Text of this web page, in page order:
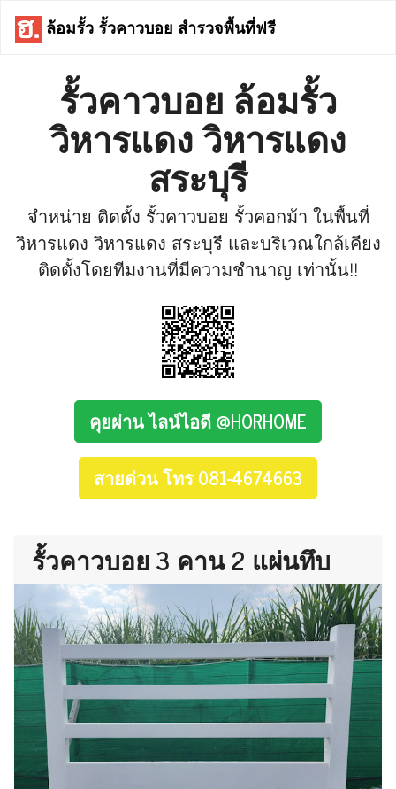
ล้อมรั้ว รั้วคาวบอย สำรวจพื้นที่ฟรี
รั้วคาวบอย ล้อมรั้ว
วิหารแดง วิหารแดง
สระบุรี
จำหน่าย ติดตั้ง รั้วคาวบอย รั้วคอกม้า ในพื้นที่
วิหารแดง วิหารแดง สระบุรี และบริเวณใกล้เคียง
ติดตั้งโดยทีมงานที่มีความชำนาญ เท่านั้น!!
คุยผ่าน ไลน์ไอดี @HORHOME
สายด่วน โทร 081-4674663
รั้วคาวบอย 3 คาน 2 แผ่นทึบ